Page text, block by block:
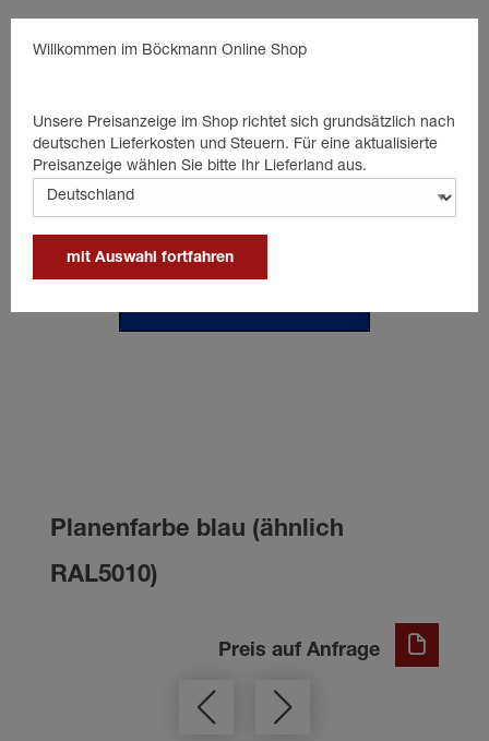
Planenfarbe blau (ähnlich
RAL5010)
Preis auf Anfrage
Willkommen im Böckmann Online Shop
Unsere Preisanzeige im Shop richtet sich grundsätzlich nach
deutschen Lieferkosten und Steuern. Für eine aktualisierte
Preisanzeige wählen Sie bitte Ihr Lieferland aus.
mit Auswahl fortfahren